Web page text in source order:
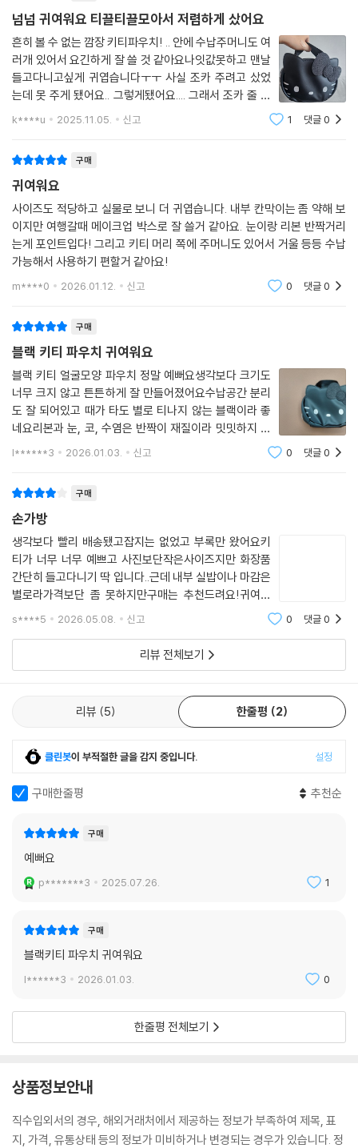
넘넘 귀여워요 티끌티끌모아서 저렴하게 샀어요
흔히 볼 수 없는 깜장 키티파우치! .. 안에 수납주머니도 여
러개 있어서 요긴하게 잘 쓸 것 같아요나잇값못하고 맨날
들고다니고싶게 귀엽습니다ㅜㅜ 사실 조카 주려고 샀었
는데 못 주게 됐어요.. 그렇게됐어요.... 그래서 조카 줄 가
k****u 2025.11.05. 신고 1 댓글0
구매
귀여워요
사이즈도 적당하고 실물로 보니 더 귀엽습니다. 내부 칸막이는 좀 약해 보
이지만 여행갈때 메이크업 박스로 잘 쓸거 같아요. 눈이랑 리본 반짝거리
는게 포인트입다! 그리고 키티 머리 쪽에 주머니도 있어서 거울 등등 수납
가능해서 사용하기 편할거 같아요!
m****0 2026.01.12. 신고 0 댓글0
구매
블랙 키티 파우치 귀여워요
블랙 키티 얼굴모양 파우치 정말 예뻐요생각보다 크기도
너무 크지 않고 튼튼하게 잘 만들어졌어요수납공간 분리
도 잘 되어있고 때가 타도 별로 티나지 않는 블랙이라 좋
네요리본과 눈, 코, 수염은 반짝이 재질이라 밋밋하지 않
고 지퍼도 귀여운 사과모양이에요
l******3 2026.01.03. 신고 0 댓글0
구매
손가방
생각보다 빨리 배송됐고잡지는 없었고 부록만 왔어요키
티가 너무 너무 예쁘고 사진보단작은사이즈지만 화장품
간단히 들고다니기 딱 입니다..근데 내부 실밥이나 마감은
별로라가격보단 좀 못하지만구매는 추천드려요!귀여우
s****5 2026.05.08. 신고 0 댓글0
리뷰 전체보기
리뷰 5 한줄평 2
클린봇이 부적절한 글을 감지 중입니다. 설정
구매한줄평 추천순
구매
예뻐요
p*******3 2025.07.26. 1
구매
블랙키티 파우치 귀여워요
l******3 2026.01.03. 0
한줄평 전체보기
상품정보안내
직수입외서의 경우, 해외거래처에서 제공하는 정보가 부족하여 제목, 표
지, 가격, 유통상태 등의 정보가 미비하거나 변경되는 경우가 있습니다. 정